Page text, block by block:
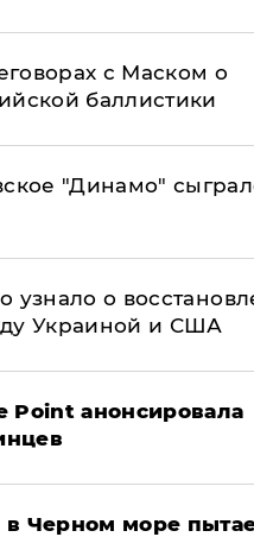
с Маском о
баллистики
"Динамо"
узнало о
Украиной и США
Point анонсировала
Черном море